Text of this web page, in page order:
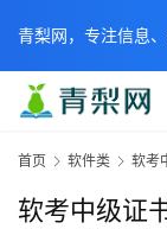
首页 软件类 软考
软考中级证
青梨网，专注信息